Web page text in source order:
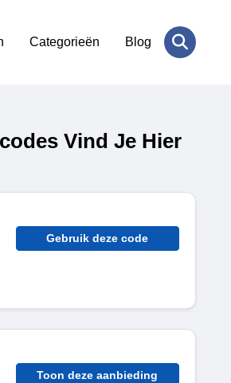
Categorieën Blog
Vind Je Hier
Gebruik deze code
Toon deze aanbieding